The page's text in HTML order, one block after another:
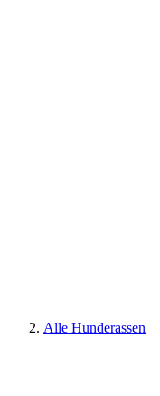
Alle Hunderassen